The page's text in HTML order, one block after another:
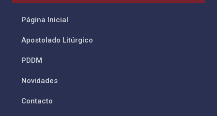
Página Inicial
Apostolado Litúrgico
PDDM
Novidades
Contacto